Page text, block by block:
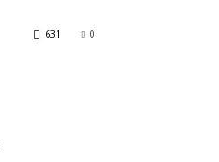
0
631